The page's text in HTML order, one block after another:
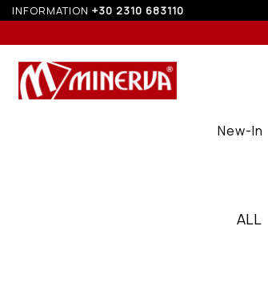
INFORMATION +30 2310 683110
New-In
ALL